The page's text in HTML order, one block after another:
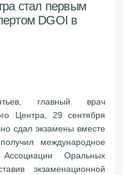
стал первым
DGOI в
главный врач
Центра, 29 сентября
сдал экзамены вместе
международное
Оральных
экзаменационной